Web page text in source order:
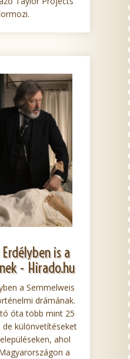
is a
- Hirado.hu
a Semmelweis
drámának.
óta több mint 25
különvetítéseket
ahol
a